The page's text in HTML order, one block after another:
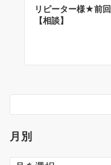
リピーター様★前
【相談】
月別